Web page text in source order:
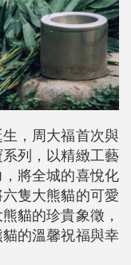
，周大福首次與
列，以精緻工藝
將全城的喜悅化
隻大熊貓的可愛
貓的珍貴象徵，
的溫馨祝福與幸